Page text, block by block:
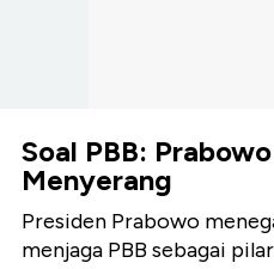
Soal PBB:
Menyerang
Presiden Prabowo
menjaga PBB sebagai